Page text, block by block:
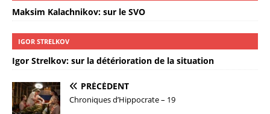
Maksim Kalachnikov: sur le SVO
IGOR STRELKOV
Igor Strelkov: sur la détérioration de la situation
PRÉCÉDENT
Chroniques d’Hippocrate – 19